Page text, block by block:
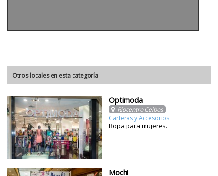
Otros locales en esta categoría
Optimoda
Riocentro Ceibos
Carteras y Accesorios
Ropa para mujeres.
Mochi